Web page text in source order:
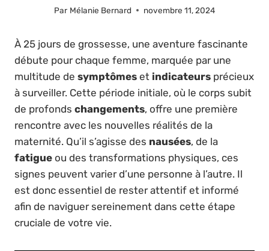
Par Mélanie Bernard novembre 11, 2024
À 25 jours de grossesse, une aventure fascinante
débute pour chaque femme, marquée par une
multitude de symptômes et indicateurs précieux
à surveiller. Cette période initiale, où le corps subit
de profonds changements, offre une première
rencontre avec les nouvelles réalités de la
maternité. Qu’il s’agisse des nausées, de la
fatigue ou des transformations physiques, ces
signes peuvent varier d’une personne à l’autre. Il
est donc essentiel de rester attentif et informé
afin de naviguer sereinement dans cette étape
cruciale de votre vie.